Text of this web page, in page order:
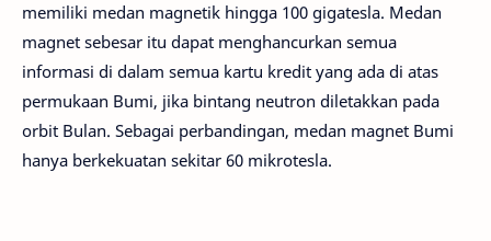
memiliki medan magnetik hingga 100 gigatesla. Medan
magnet sebesar itu dapat menghancurkan semua
informasi di dalam semua kartu kredit yang ada di atas
permukaan Bumi, jika bintang neutron diletakkan pada
orbit Bulan. Sebagai perbandingan, medan magnet Bumi
hanya berkekuatan sekitar 60 mikrotesla.